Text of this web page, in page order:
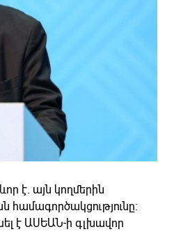
է. այն կողմերին
համագործակցությունը:
է ԱՍԵԱՆ-ի գլխավոր